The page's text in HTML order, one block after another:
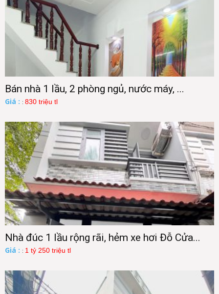
Bán nhà 1 lầu, 2 phòng ngủ, nước máy, ...
Giá : : 830 triệu tl
Nhà đúc 1 lầu rộng rãi, hẻm xe hơi Đỗ Cửa...
Giá : : 1 tỷ 250 triệu tl